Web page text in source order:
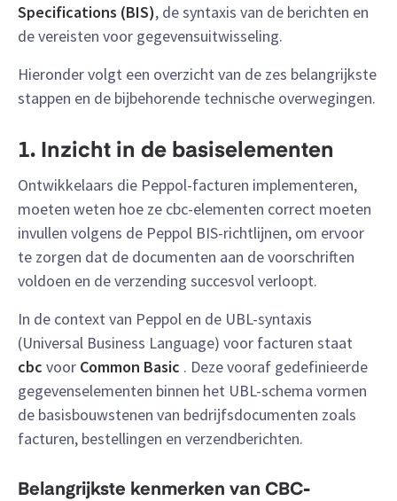
Specifications (BIS), de syntaxis van de berichten en
de vereisten voor gegevensuitwisseling.
Hieronder volgt een overzicht van de zes belangrijkste
stappen en de bijbehorende technische overwegingen.
1. Inzicht in de basiselementen
Ontwikkelaars die Peppol-facturen implementeren,
moeten weten hoe ze cbc-elementen correct moeten
invullen volgens de Peppol BIS-richtlijnen, om ervoor
te zorgen dat de documenten aan de voorschriften
voldoen en de verzending succesvol verloopt.
In de context van Peppol en de UBL-syntaxis
(Universal Business Language) voor facturen staat
cbc voor Common Basic . Deze vooraf gedefinieerde
gegevenselementen binnen het UBL-schema vormen
de basisbouwstenen van bedrijfsdocumenten zoals
facturen, bestellingen en verzendberichten.
Belangrijkste kenmerken van CBC-